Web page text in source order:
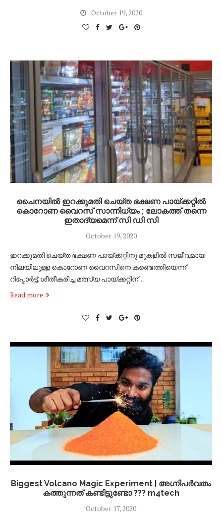
October 19, 2020
ചൈനയിൽ ഇറക്കുമതി ചെയ്ത ഭക്ഷണ പായ്ക്കറ്റില്‍
കൊറോണ വൈറസ് സാന്നിധ്യം ; ലോകത്ത് തന്നെ
ഇതാദ്യമെന്ന് സി ഡി സി
October 19, 2020
ഇറക്കുമതി ചെയ്ത ഭക്ഷണ പായ്ക്കറ്റിനു മുകളില്‍ സജീവമായ
നിലയിലുള്ള കൊറോണ വൈറസിനെ കണ്ടെത്തിയെന്ന്
റിപ്പോര്‍ട്ട്. ശീതീകരിച്ച മത്സ്യ പായ്ക്കറ്റിന്…
Read more
Biggest Volcano Magic Experiment | അഗ്നിപർവതം
കത്തുന്നത് കണ്ടിട്ടുണ്ടോ ??? m4tech
October 17, 2020